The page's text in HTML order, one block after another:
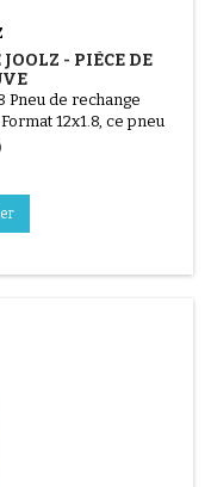
- PIÈCE DE
Pneu de rechange
12x1.8, ce pneu
conservant la roue
air (non incluse).